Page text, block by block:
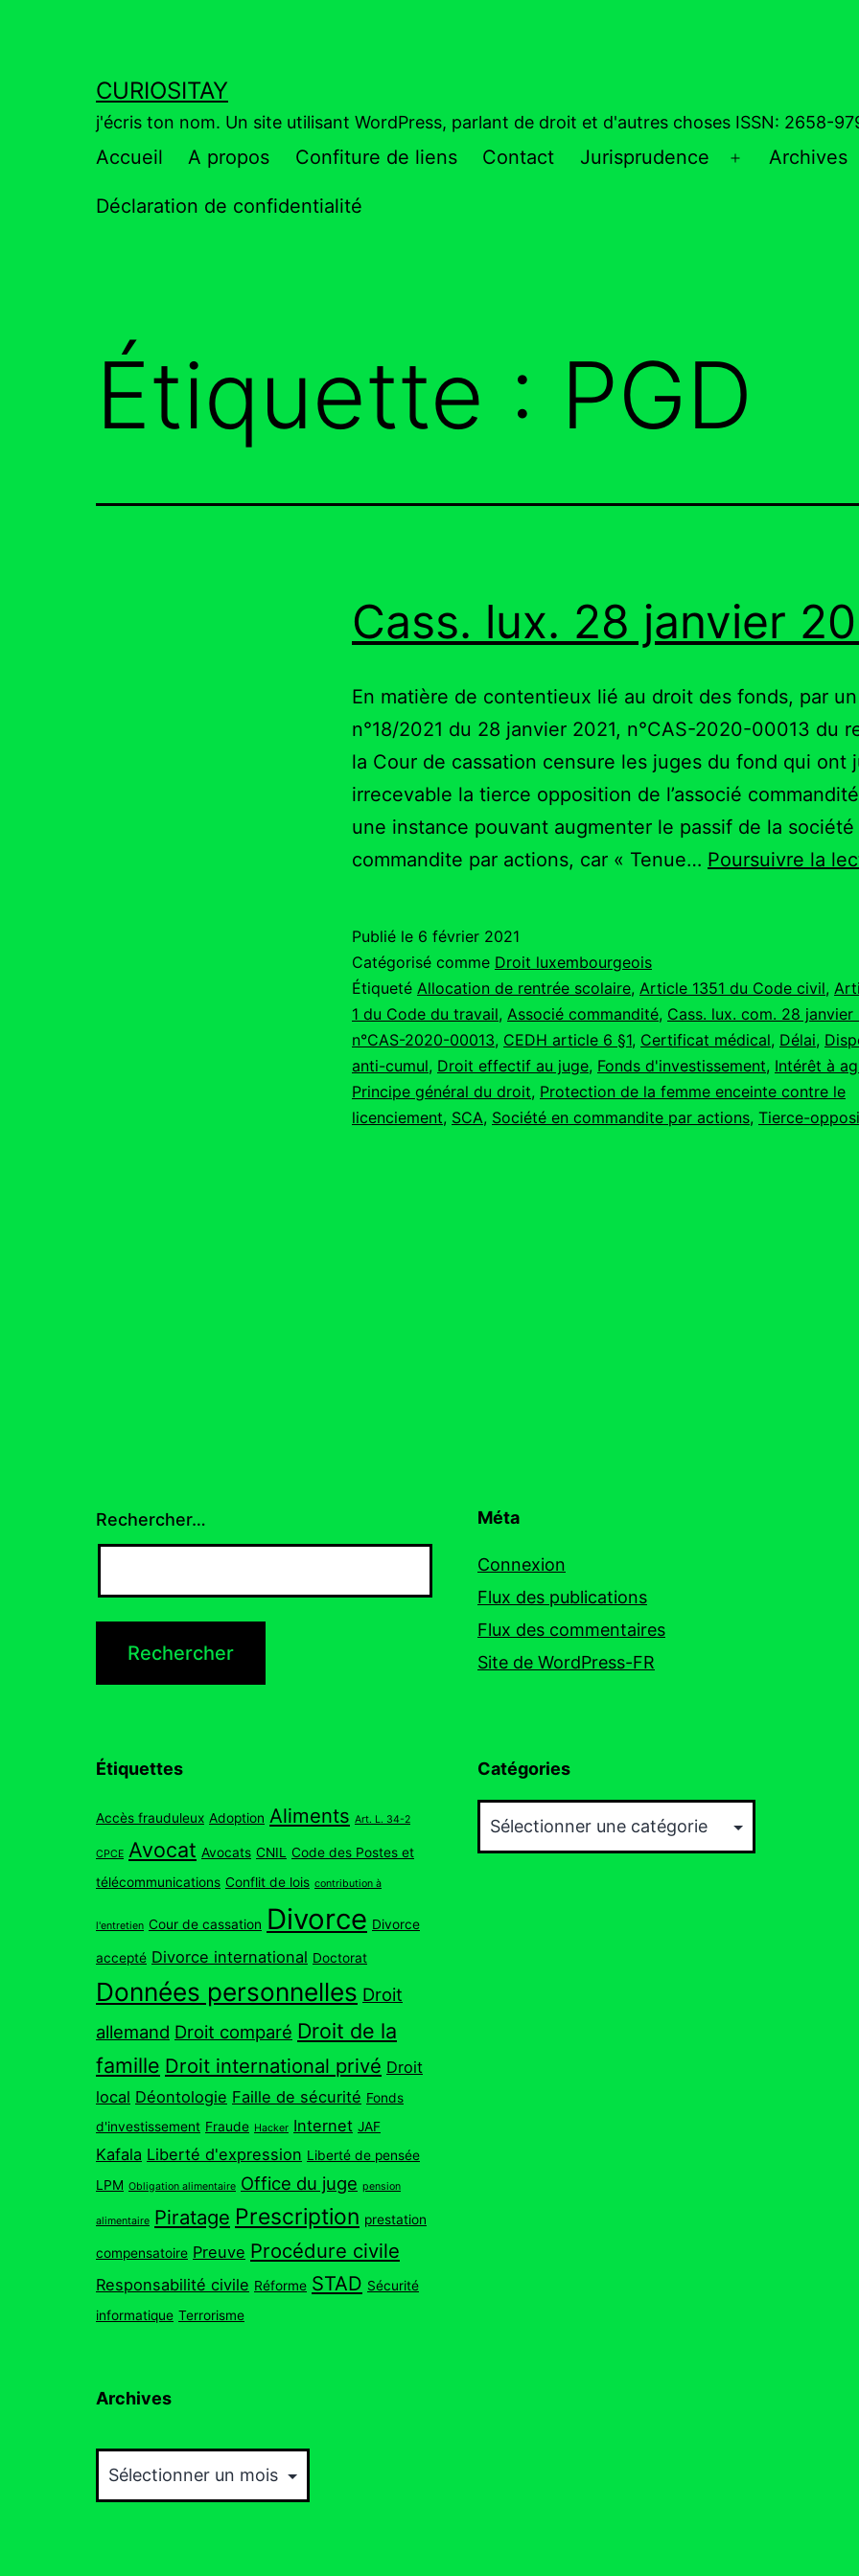
CURIOSITAY
j'écris ton nom. Un site utilisant WordPress, parlant de droit et d'autres choses ISSN: 2658-
Accueil A propos Confiture de liens Contact Jurisprudence
Ouvrir
Archives
Déclaration de confidentialité
Étiquette : PGD
Cass. lux. 28 janvier
En matière de contentieux lié au droit des fonds, par
n°18/2021 du 28 janvier 2021, n°CAS-2020-00013 du
la Cour de cassation censure les juges du fond qui ont
irrecevable la tierce opposition de l’associé
une instance pouvant augmenter le passif de la société
commandite par actions, car « Tenue… Poursuivre la
Publié le 6 février 2021
Catégorisé comme Droit luxembourgeois
Étiqueté Allocation de rentrée scolaire, Article 1351 du Code civil,
1 du Code du travail, Associé commandité, Cass. lux. com. 28 janvier
n°CAS-2020-00013, CEDH article 6 §1, Certificat médical, Délai,
anti-cumul, Droit effectif au juge, Fonds d'investissement, Intérêt à
Principe général du droit, Protection de la femme enceinte contre le
licenciement, SCA, Société en commandite par actions, Tierce-
Rechercher… Méta
Connexion
Flux des publications
Flux des commentaires
Site de WordPress-FR
Étiquettes
Accès frauduleux Adoption Aliments Art. L. 34-2
CPCE Avocat Avocats CNIL
Code des Postes et
télécommunications Conflit de lois contribution à
l'entretien Cour de cassation Divorce Divorce
accepté Divorce international Doctorat
Données personnelles Droit
allemand Droit comparé Droit de la
famille Droit international privé Droit
local Déontologie Faille de sécurité Fonds
d'investissement Fraude Hacker Internet JAF
Kafala Liberté d'expression Liberté de pensée
LPM Obligation alimentaire Office du juge pension
alimentaire Piratage Prescription prestation
compensatoire Preuve Procédure civile
Responsabilité civile Réforme STAD Sécurité
informatique Terrorisme
Catégories
Archives